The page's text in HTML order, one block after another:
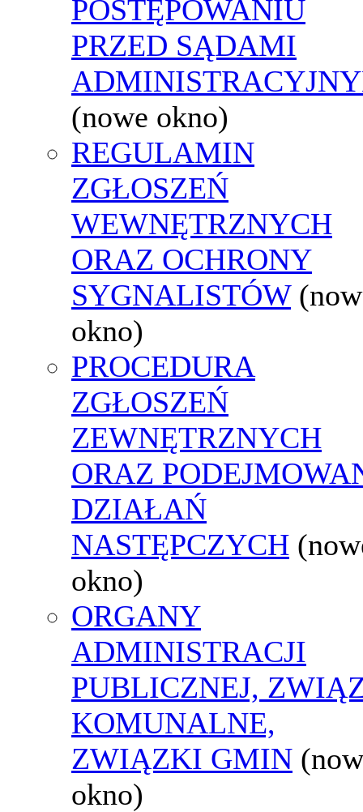
POSTĘPOWANIU
PRZED SĄDAMI
(nowe okno)
REGULAMIN
ZGŁOSZEŃ
WEWNĘTRZNYCH
ORAZ OCHRONY
SYGNALISTÓW
okno)
PROCEDURA
ZGŁOSZEŃ
ZEWNĘTRZNYCH
ORAZ
DZIAŁAŃ
NASTĘPCZYCH
okno)
ORGANY
ADMINISTRACJI
PUBLICZNEJ,
KOMUNALNE,
ZWIĄZKI GMIN
okno)